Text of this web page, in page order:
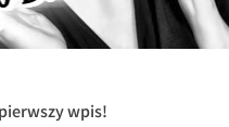
wpis!